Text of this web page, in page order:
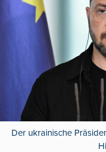
Der ukrainische